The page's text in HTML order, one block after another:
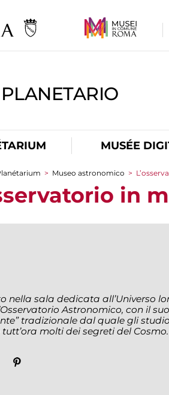
PLANETARIO
MUSÉE
here
> Museo astronomico >
in
nella sala dedicata all’Universo
Astronomico, con il
tradizionale dal quale gli
molti dei segreti del Cosmo.